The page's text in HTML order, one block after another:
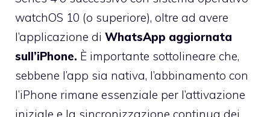
watchOS 10 (o superiore), oltre ad avere
l’applicazione di WhatsApp aggiornata
sull’iPhone. È importante sottolineare che,
sebbene l’app sia nativa, l’abbinamento con
l’iPhone rimane essenziale per l’attivazione
iniziale e la sincronizzazione continua dei